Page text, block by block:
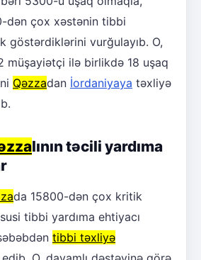
dən çox xəstənin tibbi
göstərdiklərini vurğulayıb. O,
müşayiətçi ilə birlikdə 18 uşaq
Qəzzadan İordaniyaya təxliyə
lının təcili yardıma
da 15800-dən çox kritik
tibbi yardıma ehtiyacı
tibbi təxliyə